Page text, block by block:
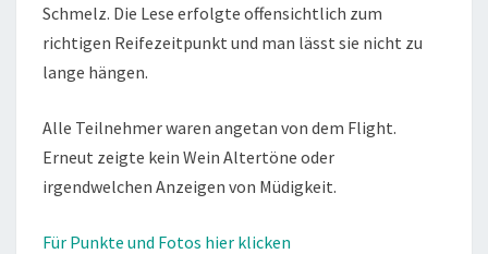
Schmelz. Die Lese erfolgte offensichtlich zum
richtigen Reifezeitpunkt und man lässt sie nicht zu
lange hängen.
Alle Teilnehmer waren angetan von dem Flight.
Erneut zeigte kein Wein Altertöne oder
irgendwelchen Anzeigen von Müdigkeit.
Für Punkte und Fotos hier klicken